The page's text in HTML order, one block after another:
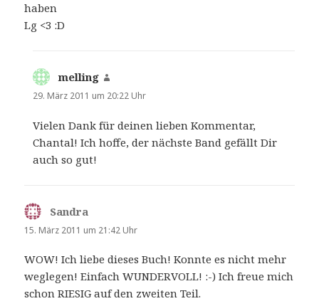
haben
Lg <3 :D
melling
29. März 2011 um 20:22 Uhr
Vielen Dank für deinen lieben Kommentar,
Chantal! Ich hoffe, der nächste Band gefällt Dir
auch so gut!
Sandra
15. März 2011 um 21:42 Uhr
WOW! Ich liebe dieses Buch! Konnte es nicht mehr
weglegen! Einfach WUNDERVOLL! :-) Ich freue mich
schon RIESIG auf den zweiten Teil.